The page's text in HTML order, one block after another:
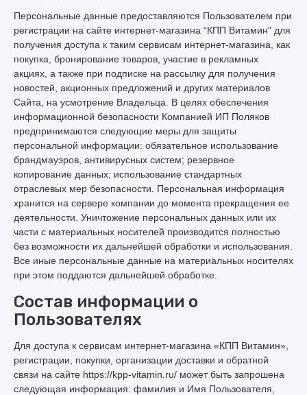
Персональные данные предоставляются Пользователем при
регистрации на сайте интернет-магазина “КПП Витамин” для
получения доступа к таким сервисам интернет-магазина, как
покупка, бронирование товаров, участие в рекламных
акциях, а также при подписке на рассылку для получения
новостей, акционных предложений и других материалов
Сайта, на усмотрение Владельца. В целях обеспечения
информационной безопасности Компанией ИП Поляков
предпринимаются следующие меры для защиты
персональной информации: обязательное использование
брандмауэров, антивирусных систем; резервное
копирование данных; использование стандартных
отраслевых мер безопасности. Персональная информация
хранится на сервере компании до момента прекращения ее
деятельности. Уничтожение персональных данных или их
части с материальных носителей производится полностью
без возможности их дальнейшей обработки и использования.
Все иные персональные данные на материальных носителях
при этом поддаются дальнейшей обработке.
Состав информации о
Пользователях
Для доступа к сервисам интернет-магазина «КПП Витамин»,
регистрации, покупки, организации доставки и обратной
связи на сайте https://kpp-vitamin.ru/ может быть запрошена
следующая информация: фамилия и Имя Пользователя,